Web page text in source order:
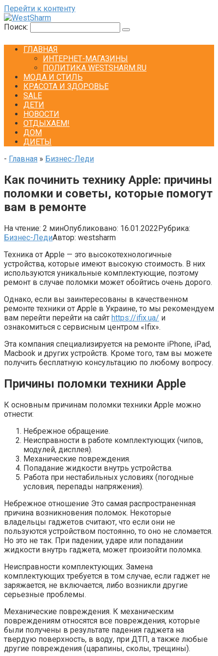
Перейти к контенту
Поиск:
ГЛАВНАЯ
ИНТЕРНЕТ-МАГАЗИНЫ
ПОЛИТИКА WESTSHARM.RU
МОДА И СТИЛЬ
КРАСОТА И ЗДОРОВЬЕ
SALE
ДЕТИ
НОВОСТИ
ОТДЫХАЕМ!
ДОМ
ДИЕТЫ
- Главная » Бизнес-Леди
Как починить технику Apple: причины
поломки и советы, которые помогут
вам в ремонте
На чтение: 2 минОпубликовано: 16.01.2022Рубрика:
Бизнес-ЛедиАвтор: westsharm
Техника от Apple — это высокотехнологичные
устройства, которые имеют высокую стоимость. В них
используются уникальные комплектующие, поэтому
ремонт в случае поломки может обойтись очень дорого.
Однако, если вы заинтересованы в качественном
ремонте техники от Apple в Украине, то мы рекомендуем
вам перейти перейти на сайт https://ifix.ua/ и
ознакомиться с сервисным центром «Ifix».
Эта компания специализируется на ремонте iPhone, iPad,
Macbook и других устройств. Кроме того, там вы можете
получить бесплатную консультацию по любому вопросу.
Причины поломки техники Apple
К основным причинам поломки техники Apple можно
отнести:
Небрежное обращение.
Неисправности в работе комплектующих (чипов,
модулей, дисплея).
Механические повреждения.
Попадание жидкости внутрь устройства.
Работа при нестабильных условиях (погодные
условия, перепады напряжения).
Небрежное отношение Это самая распространенная
причина возникновения поломок. Некоторые
владельцы гаджетов считают, что если они не
пользуются устройством постоянно, то оно не сломается.
Но это не так. При падении, ударе или попадании
жидкости внутрь гаджета, может произойти поломка.
Неисправности комплектующих. Замена
комплектующих требуется в том случае, если гаджет не
заряжается, не включается, либо возникли другие
серьезные проблемы.
Механические повреждения. К механическим
повреждениям относятся все повреждения, которые
были получены в результате падения гаджета на
твердую поверхность, в воду, при ДТП, а также любые
другие повреждения (царапины, сколы, трещины).